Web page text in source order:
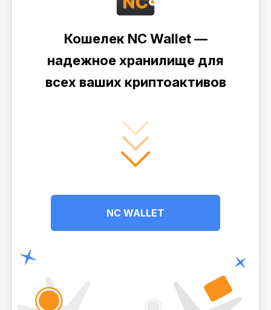
Кошелек NC Wallet —
надежное хранилище для
всех ваших криптоактивов
NC WALLET